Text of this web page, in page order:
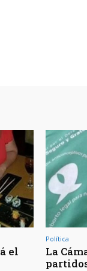
el
Política
La